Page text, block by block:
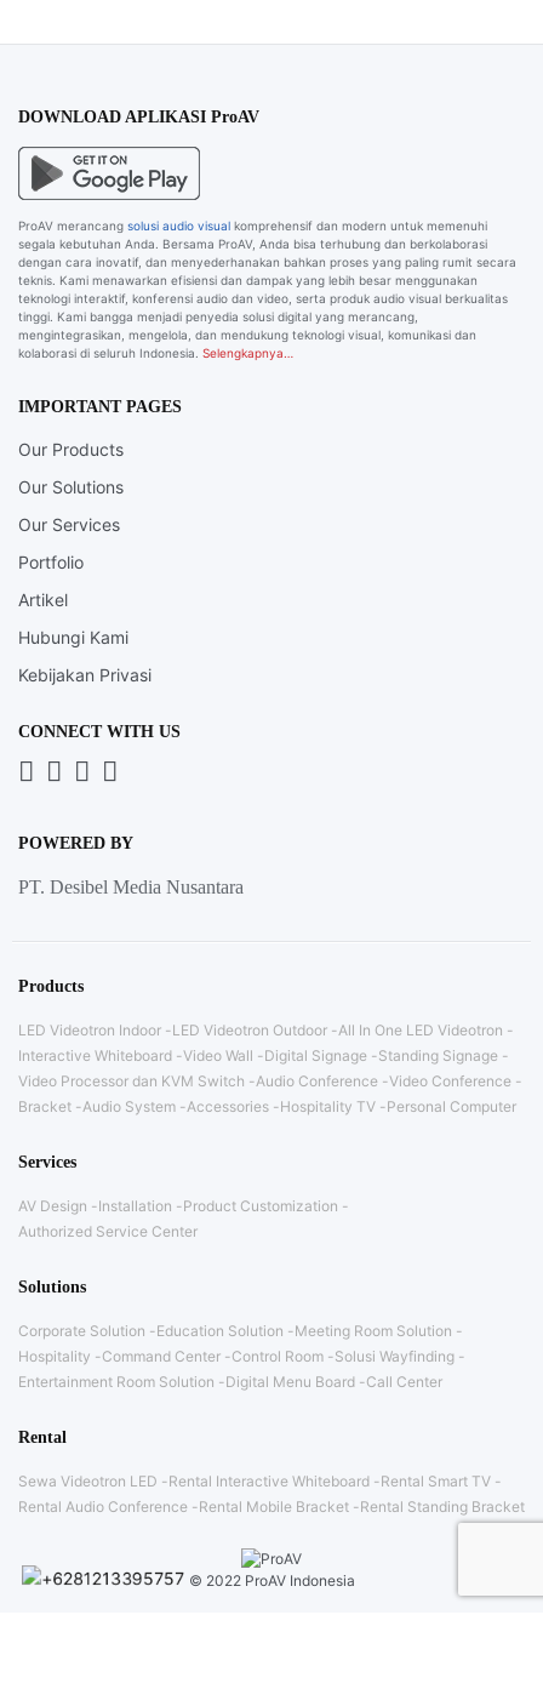
DOWNLOAD APLIKASI ProAV
ProAV merancang solusi audio visual komprehensif dan modern untuk memenuhi
segala kebutuhan Anda. Bersama ProAV, Anda bisa terhubung dan berkolaborasi
dengan cara inovatif, dan menyederhanakan bahkan proses yang paling rumit secara
teknis. Kami menawarkan efisiensi dan dampak yang lebih besar menggunakan
teknologi interaktif, konferensi audio dan video, serta produk audio visual berkualitas
tinggi. Kami bangga menjadi penyedia solusi digital yang merancang,
mengintegrasikan, mengelola, dan mendukung teknologi visual, komunikasi dan
kolaborasi di seluruh Indonesia. Selengkapnya…
IMPORTANT PAGES
Our Products
Our Solutions
Our Services
Portfolio
Artikel
Hubungi Kami
Kebijakan Privasi
CONNECT WITH US
POWERED BY
PT. Desibel Media Nusantara
Products
LED Videotron Indoor LED Videotron Outdoor
All In One LED Videotron
Interactive Whiteboard Video Wall Digital Signage
Standing Signage
Video Processor dan KVM Switch
Audio Conference Video Conference
Bracket
Audio System Accessories Hospitality TV Personal Computer
Services
AV Design Installation
Product Customization
Authorized Service Center
Solutions
Corporate Solution Education Solution
Meeting Room Solution
Hospitality
Command Center Control Room
Solusi Wayfinding
Entertainment Room Solution
Digital Menu Board Call Center
Rental
Sewa Videotron LED Rental Interactive Whiteboard
Rental Smart TV
Rental Audio Conference
Rental Mobile Bracket Rental Standing Bracket
© 2022 ProAV Indonesia